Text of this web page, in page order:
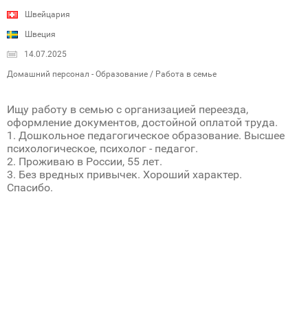
Швейцария
Швеция
14.07.2025
Домашний персонал - Образование / Работа в семье
Ищу работу в семью с организацией переезда,
оформление документов, достойной оплатой труда.
1. Дошкольное педагогическое образование. Высшее
психологическое, психолог - педагог.
2. Проживаю в России, 55 лет.
3. Без вредных привычек. Хороший характер.
Спасибо.